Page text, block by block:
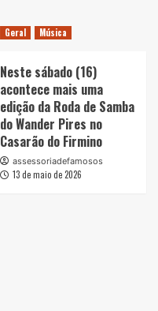
Geral Música
Neste sábado (16)
acontece mais uma
edição da Roda de Samba
do Wander Pires no
Casarão do Firmino
assessoriadefamosos
13 de maio de 2026